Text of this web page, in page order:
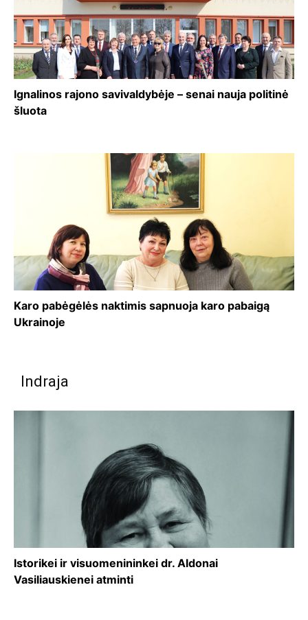
Ignalinos rajono savivaldybėje – senai nauja politinė
šluota
Karo pabėgėlės naktimis sapnuoja karo pabaigą
Ukrainoje
Indraja
Istorikei ir visuomenininkei dr. Aldonai
Vasiliauskienei atminti